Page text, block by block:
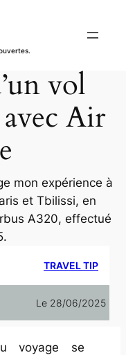
vol
Air
mon expérience à
et Tbilissi, en
A320, effectué
TRAVEL TIP
Le 28/06/2025
voyage se